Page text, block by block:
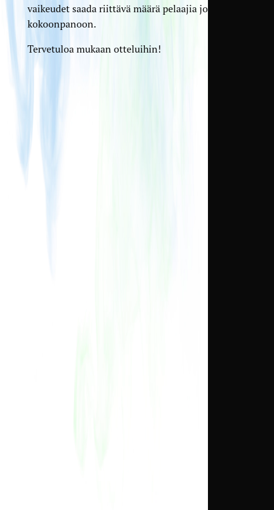
vaikeudet saada riittävä määrä pelaajia joukkueen
kokoonpanoon.
Tervetuloa mukaan otteluihin!